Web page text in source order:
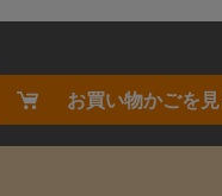
お買い物かごを